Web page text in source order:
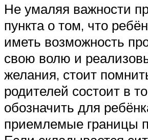
Не умаляя важности
пункта о том, что
иметь возможность
свою волю и
желания, стоит
родителей состоит в
обозначить для
приемлемые границы